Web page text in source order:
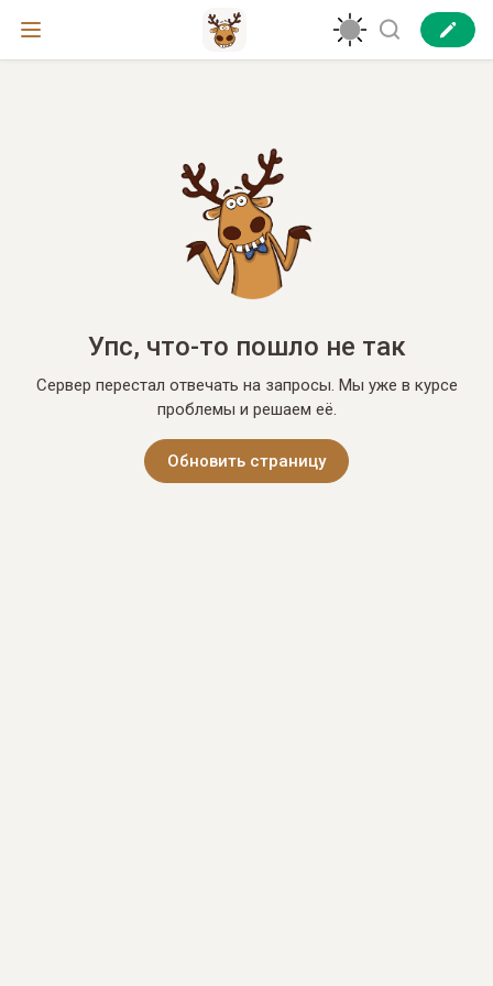
Упс, что-то пошло не так
Сервер перестал отвечать на запросы. Мы уже в курсе
проблемы и решаем её.
Обновить страницу